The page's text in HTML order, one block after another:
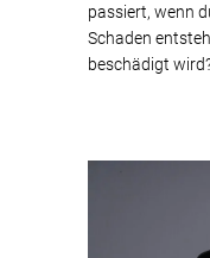
passiert, wenn
Schaden
beschädigt